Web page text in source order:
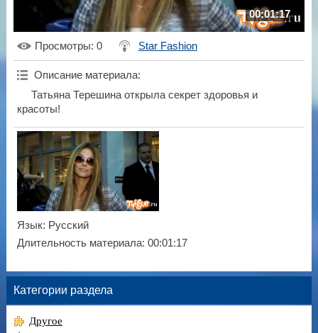
00:01:17
Просмотры: 0 Star Fashion
Описание материала:
Татьяна Терешина открыла секрет здоровья и
красоты!
Язык: Русский
Длительность материала: 00:01:17
Категории раздела
Другое